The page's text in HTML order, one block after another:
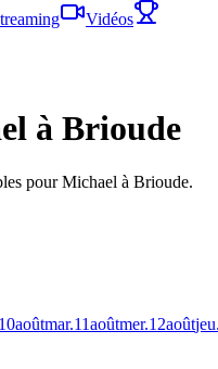
Vidéos
à Brioude
pour Michael à Brioude.
10aoûtmar.11aoûtmer.12août